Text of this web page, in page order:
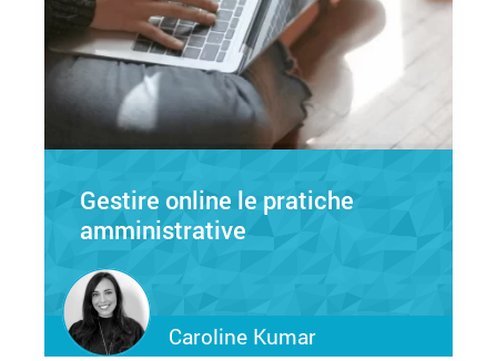
Gestire online le pratiche
amministrative
Caroline Kumar